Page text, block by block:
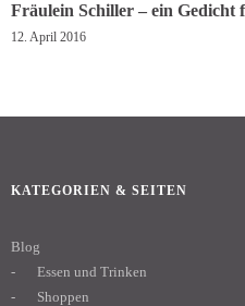
Fräulein Schiller – ein Gedicht
12. April 2016
KATEGORIEN & SEITEN
Blog
Essen und Trinken
Shoppen